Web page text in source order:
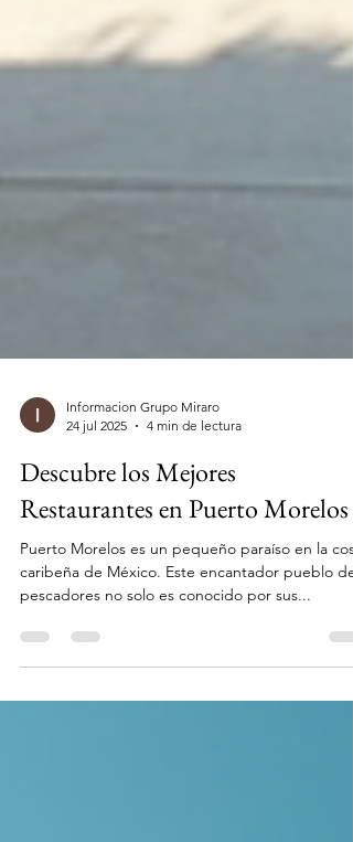
24 jul 2025
4 min de lectura
Descubre los Mejores
Restaurantes en Puerto Morelos
Puerto Morelos es un pequeño paraíso en la
pescadores no solo es conocido por sus...